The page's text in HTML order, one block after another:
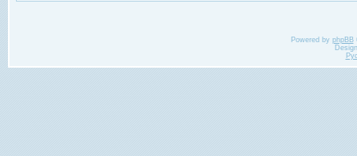
Powered by phpBB